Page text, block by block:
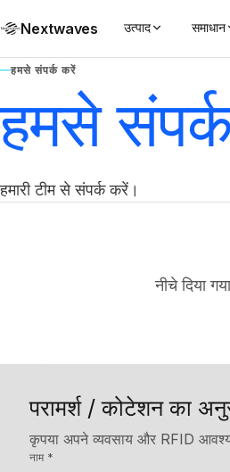
Nextwaves उत्पाद समाधान
हमसे संपर्क करें
हमसे
हमारी टीम से संपर्क करें।
नीचे दिया
परामर्श / कोटेशन का
कृपया अपने व्यवसाय और RFID
नाम *